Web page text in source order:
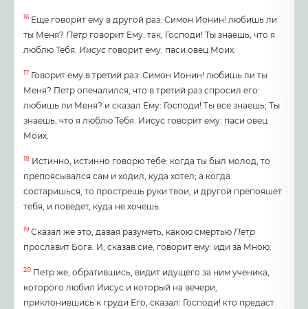
16 Еще говорит ему в другой раз: Симон Ионин! любишь ли
ты Меня? Петр говорит Ему: так, Господи! Ты знаешь, что я
люблю Тебя. Иисус говорит ему: паси овец Моих.
17 Говорит ему в третий раз: Симон Ионин! любишь ли ты
Меня? Петр опечалился, что в третий раз спросил его:
любишь ли Меня? и сказал Ему: Господи! Ты все знаешь; Ты
знаешь, что я люблю Тебя. Иисус говорит ему: паси овец
Моих.
18 Истинно, истинно говорю тебе: когда ты был молод, то
препоясывался сам и ходил, куда хотел; а когда
состаришься, то прострешь руки твои, и другой препояшет
тебя, и поведет, куда не хочешь.
19 Сказал же это, давая разуметь, какою смертью Петр
прославит Бога. И, сказав сие, говорит ему: иди за Мною.
20 Петр же, обратившись, видит идущего за ним ученика,
которого любил Иисус и который на вечери,
приклонившись к груди Его, сказал: Господи! кто предаст